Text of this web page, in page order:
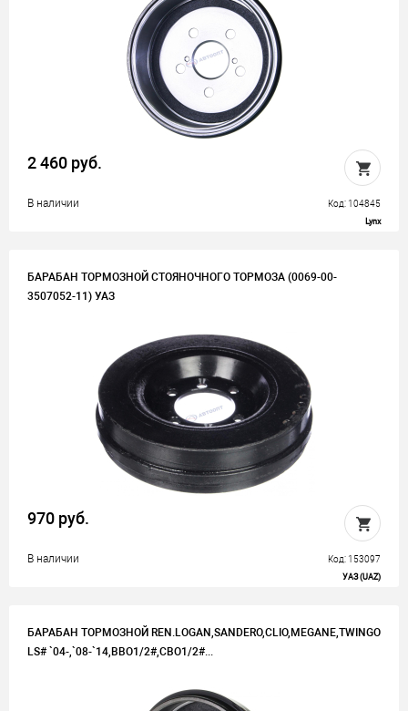
2 460 руб.
В наличии Код: 104845
Lynx
БАРАБАН ТОРМОЗНОЙ СТОЯНОЧНОГО ТОРМОЗА (0069-00-
3507052-11) УАЗ
970 руб.
В наличии Код: 153097
УАЗ (UAZ)
БАРАБАН ТОРМОЗНОЙ REN.LOGAN,SANDERO,CLIO,MEGANE,TWINGO
LS# `04-,`08-`14,BBO1/2#,CBO1/2#...